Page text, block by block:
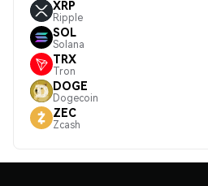
XRP
Ripple
SOL
Solana
TRX
Tron
DOGE
Dogecoin
ZEC
Zcash